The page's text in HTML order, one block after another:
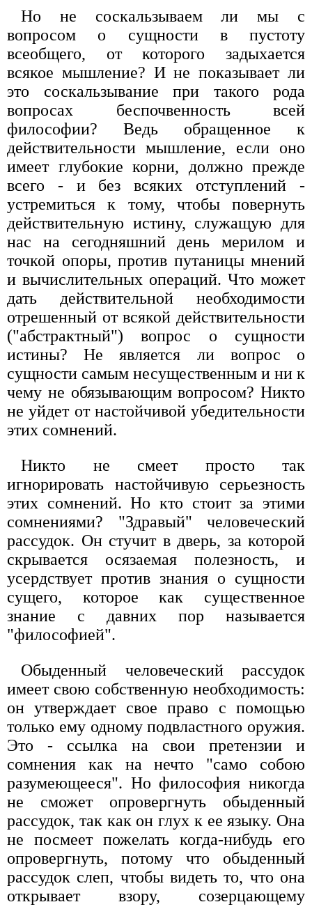
Но не соскальзываем ли мы с
вопросом о сущности в пустоту
всеобщего, от которого задыхается
всякое мышление? И не показывает ли
это соскальзывание при такого рода
вопросах беспочвенность всей
философии? Ведь обращенное к
действительности мышление, если оно
имеет глубокие корни, должно прежде
всего - и без всяких отступлений -
устремиться к тому, чтобы повернуть
действительную истину, служащую для
нас на сегодняшний день мерилом и
точкой опоры, против путаницы мнений
и вычислительных операций. Что может
дать действительной необходимости
отрешенный от всякой действительности
("абстрактный") вопрос о сущности
истины? Не является ли вопрос о
сущности самым несущественным и ни к
чему не обязывающим вопросом? Никто
не уйдет от настойчивой убедительности
этих сомнений.
Никто не смеет просто так
игнорировать настойчивую серьезность
этих сомнений. Но кто стоит за этими
сомнениями? "Здравый" человеческий
рассудок. Он стучит в дверь, за которой
скрывается осязаемая полезность, и
усердствует против знания о сущности
сущего, которое как существенное
знание с давних пор называется
"философией".
Обыденный человеческий рассудок
имеет свою собственную необходимость:
он утверждает свое право с помощью
только ему одному подвластного оружия.
Это - ссылка на свои претензии и
сомнения как на нечто "само собою
разумеющееся". Но философия никогда
не сможет опровергнуть обыденный
рассудок, так как он глух к ее языку. Она
не посмеет пожелать когда-нибудь его
опровергнуть, потому что обыденный
рассудок слеп, чтобы видеть то, что она
открывает взору, созерцающему